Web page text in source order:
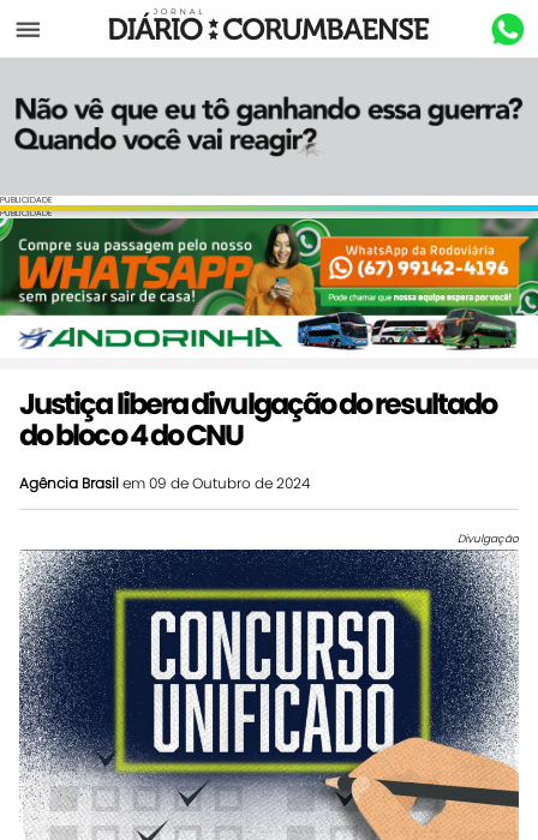
Menu
PUBLICIDADE
PUBLICIDADE
Justiça libera divulgação do resultado
do bloco 4 do CNU
Agência Brasilem 09 de Outubro de 2024
Divulgação